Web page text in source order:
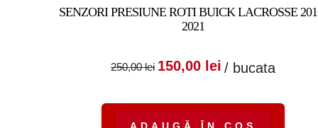
SENZORI PRESIUNE ROTI BUICK LACROSSE
2021
250,00lei
Prețul inițial a fost:
150,00 lei Prețul curent
150,00 lei.
/ bucata